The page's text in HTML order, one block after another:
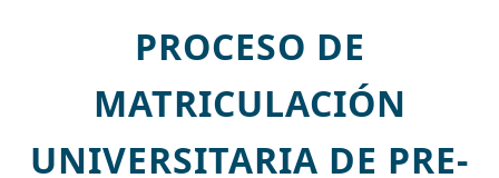
PROCESO DE
MATRICULACIÓN
UNIVERSITARIA DE PRE-